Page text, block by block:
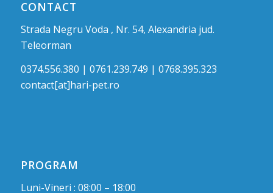
CONTACT
Strada Negru Voda , Nr. 54, Alexandria jud.
Teleorman
0374.556.380 | 0761.239.749 | 0768.395.323
contact[at]hari-pet.ro
PROGRAM
Luni-Vineri : 08:00 – 18:00